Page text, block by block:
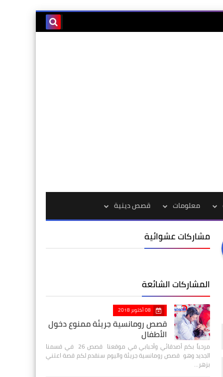
معلومات قصص دينية
مشاركات عشوائية
المشاركات الشائعة
08 أكتوبر 2018
قصص رومانسية جريئة ممنوع دخول
الأطفال
مرحباً بكم أصدقائي وأحبابي في موقعنا قصص 26 في قسمنا
الجديد وهو قصص رومانسية جريئة واليوم سنقدم لكم قصة اعتني
بزهر…